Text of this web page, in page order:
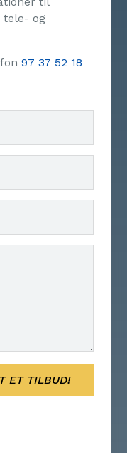
tele- og
97 37 52 18
ET TILBUD!